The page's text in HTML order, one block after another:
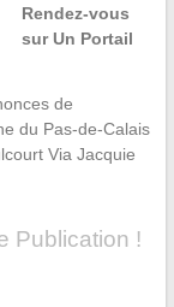
Rendez-vous
sur Un Portail
de
du Pas-de-Calais
Via Jacquie
Publication !